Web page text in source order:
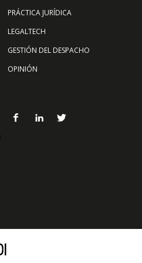
PRÁCTICA JURÍDICA
LEGALTECH
GESTIÓN DEL DESPACHO
OPINIÓN